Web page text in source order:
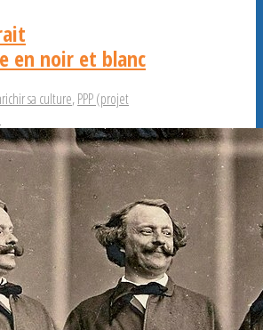
en noir et blanc
sa culture,PPP (projet